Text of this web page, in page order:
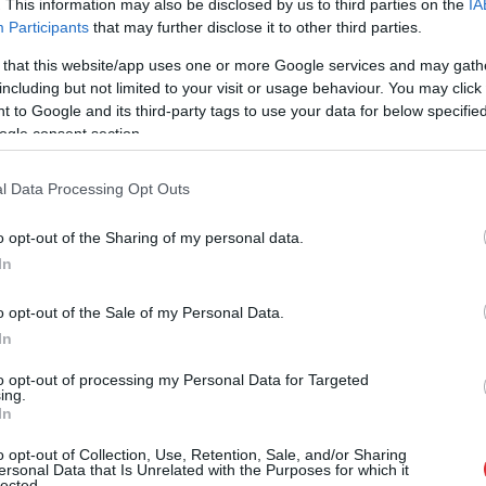
This information may also be disclosed by us to third parties on the
Participants that may further disclose it to other third parties.
that this website/app uses one or more Google services and may
but not limited to your visit or usage behaviour. You may
to Google and its third-party tags to use your data for below
consent section.
Data Processing Opt Outs
opt-out of the Sharing of my personal data.
opt-out of the Sale of my Personal Data.
opt-out of processing my Personal Data for Targeted
opt-out of Collection, Use, Retention, Sale, and/or Sharing
Data that Is Unrelated with the Purposes for which it
par sadarbību 12. Saeimā, savstarpēju
iespējamu kopīgu politisko iniciatīvu virzību.
“Sabiedrība Centriskai Politikai” valdes
dibināta biedrība “Sabiedrība Citai Politikai
savulaik izveidota politiskā partija. Tas
kas aizsāka jaunu desmitgadi mūsu valsts
līderus un sabiedrībai piedāvāja jaunas
ideju jau ir īstenotas. Sabiedrības pieprasījuma
Saeimas vēlēšanas, iespējams, atkal
Latvijā. Tādēļ tika atjaunota biedrība, kas
Politikai” – skaidri iezīmējot politisko
demokrātisku politisku spēku.”